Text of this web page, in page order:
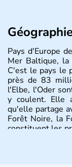
Pays d'Europe
Mer Baltique,
C'est le pays le
près de 83
l'Elbe, l'Oder
y coulent. Elle
qu'elle partage
Forêt Noire, la
constituent les